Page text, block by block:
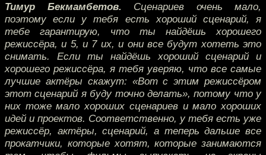
Тимур Бекмамбетов. Сценариев очень мало,
поэтому если у тебя есть хороший сценарий, я
тебе гарантирую, что ты найдёшь хорошего
режиссёра, и 5, и 7 их, и они все будут хотеть это
снимать. Если ты найдёшь хороший сценарий и
хорошего режиссёра, я тебя уверяю, что все самые
лучшие актёры скажут: «Вот с этим режиссёром
этот сценарий я буду точно делать», потому что у
них тоже мало хороших сценариев и мало хороших
идей и проектов. Соответственно, у тебя есть уже
режиссёр, актёры, сценарий, а теперь дальше все
прокатчики, которые хотят, которые занимаются